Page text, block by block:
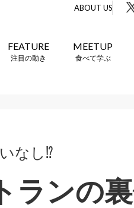
ABOUT US
FEATURE
注目の動き
MEETUP
食べて学ぶ
なし⁉
ランの